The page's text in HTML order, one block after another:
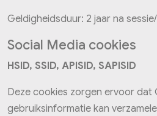
Geldigheidsduur: 2 jaar na
Social Media cookies
HSID, SSID, APISID, SAPISID
Deze cookies zorgen ervoor dat
gebruiksinformatie kan